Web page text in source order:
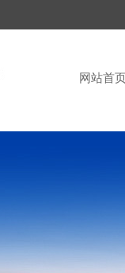
网站首